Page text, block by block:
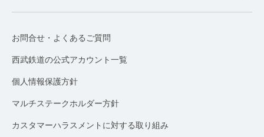
お問合せ・よくあるご質問
西武鉄道の公式アカウント一覧
個人情報保護方針
マルチステークホルダー方針
カスタマーハラスメントに対する取り組み